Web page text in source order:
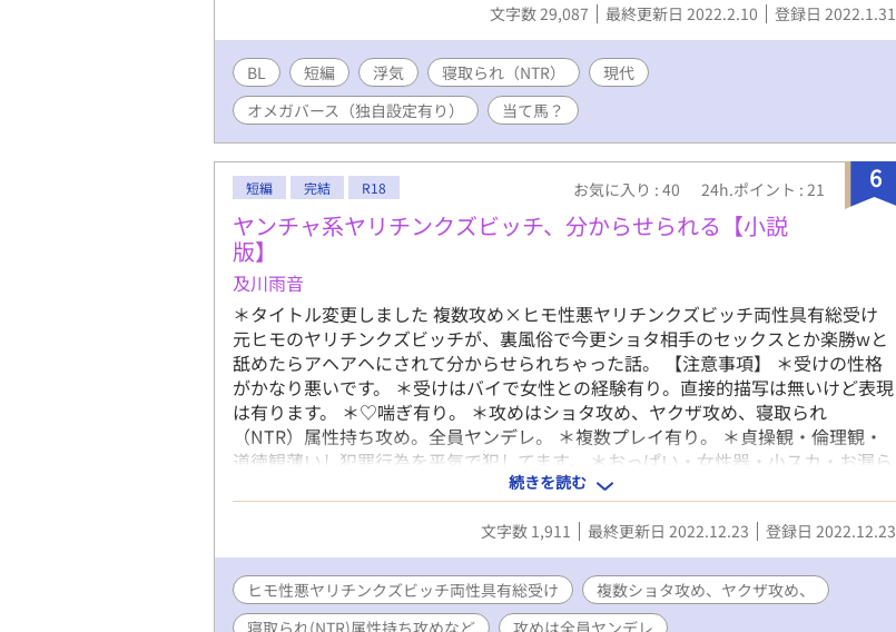
文字数 29,087 最終更新日 2022.2.10 登録日 2022.1.31
BL 短編 浮気 寝取られ（NTR）
現代
オメガバース（独自設定有り）
当て馬？
6
短編 完結 R18 お気に入り : 40 24h.ポイント : 21
ヤンチャ系ヤリチンクズビッチ、分からせられる【小説
版】
及川雨音
＊タイトル変更しました 複数攻め×ヒモ性悪ヤリチンクズビッチ両性具有総受け
元ヒモのヤリチンクズビッチが、裏風俗で今更ショタ相手のセックスとか楽勝wと
舐めたらアヘアヘにされて分からせられちゃった話。 【注意事項】 ＊受けの性格
がかなり悪いです。 ＊受けはバイで女性との経験有り。直接的描写は無いけど表現
は有ります。 ＊♡喘ぎ有り。 ＊攻めはショタ攻め、ヤクザ攻め、寝取られ
（NTR）属性持ち攻め。全員ヤンデレ。 ＊複数プレイ有り。 ＊貞操観・倫理観・
道徳観薄いし犯罪行為を平気で犯してます。 ＊おっぱい・女性器・小スカ・お漏ら
続きを読む
文字数 1,911 最終更新日 2022.12.23 登録日 2022.12.23
ヒモ性悪ヤリチンクズビッチ両性具有総受け
複数ショタ攻め、ヤクザ攻め、
寝取られ(NTR)属性持ち攻めなど
攻めは全員ヤンデレ